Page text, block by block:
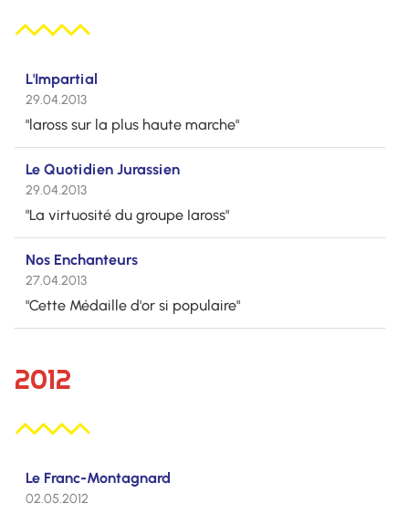
L'Impartial
29.04.2013
"laross sur la plus haute marche"
Le Quotidien Jurassien
29.04.2013
"La virtuosité du groupe Iaross"
Nos Enchanteurs
27.04.2013
"Cette Médaille d'or si populaire"
2012
Le Franc-Montagnard
02.05.2012